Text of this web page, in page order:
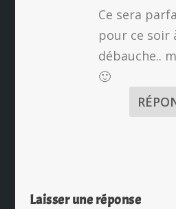
Ce sera
pour ce soir
débauche..
🙂
Laisser une réponse